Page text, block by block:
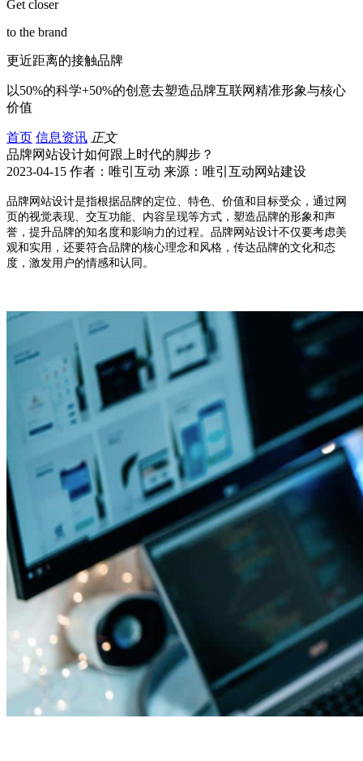
Get closer
to the brand
更近距离的接触品牌
以50%的科学+50%的创意去塑造品牌互联网精准形象与核心
价值
首页 信息资讯 正文
品牌网站设计如何跟上时代的脚步？
2023-04-15 作者：唯引互动 来源：唯引互动网站建设
品牌网站设计是指根据品牌的定位、特色、价值和目标受众，通过网
页的视觉表现、交互功能、内容呈现等方式，塑造品牌的形象和声
誉，提升品牌的知名度和影响力的过程。品牌网站设计不仅要考虑美
观和实用，还要符合品牌的核心理念和风格，传达品牌的文化和态
度，激发用户的情感和认同。